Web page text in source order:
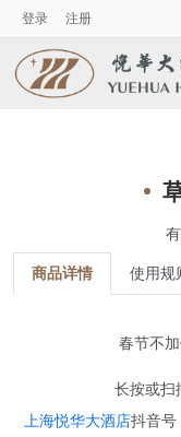
登录 注册
商品详情 使用规
春节不
长按或扫
上海悦华大酒店抖音号